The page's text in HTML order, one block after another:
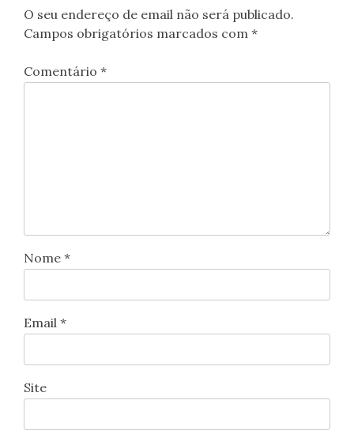
O seu endereço de email não será publicado.
Campos obrigatórios marcados com *
Comentário *
Nome *
Email *
Site